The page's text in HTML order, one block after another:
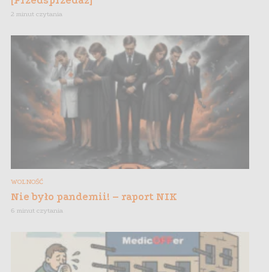
2 minut czytania
WOLNOŚĆ
Nie było pandemii! – raport NIK
6 minut czytania